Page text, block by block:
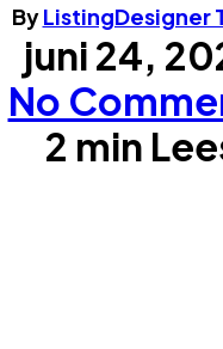
ByListingDesigner
juni 24,
No
2 min